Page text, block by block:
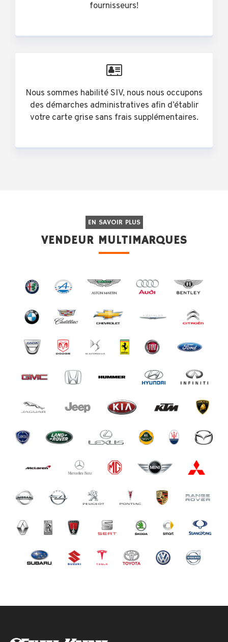
fournisseurs!
Nous sommes habilité SIV, nous nous occupons
des démarches administratives afin d’établir
votre carte grise sans frais supplémentaires.
EN SAVOIR PLUS
VENDEUR MULTIMARQUES